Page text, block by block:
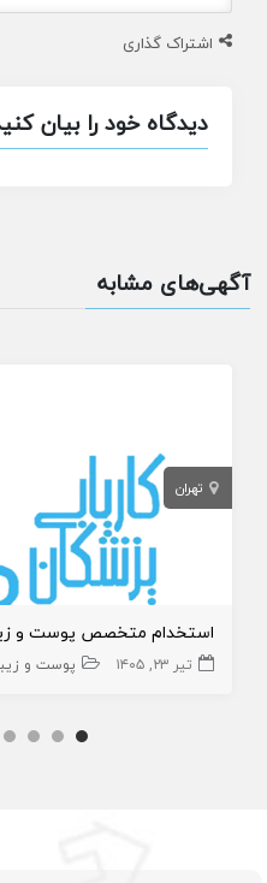
اشتراک گذاری
دیدگاه خود را بیان
آگهی‌های مشابه
تهران
استخدام متخصص پوست و
تیر ۲۳, ۱۴۰۵ پوست و